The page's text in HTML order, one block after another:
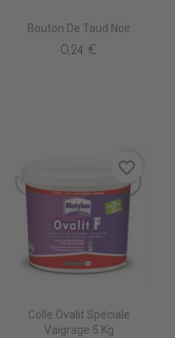
Bouton De Taud Noir
0,24 €
Colle Ovalit Spéciale
Vaigrage 5 Kg
favorite_border